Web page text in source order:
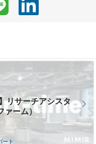
リサーチアシスタ
ァーム）
ート